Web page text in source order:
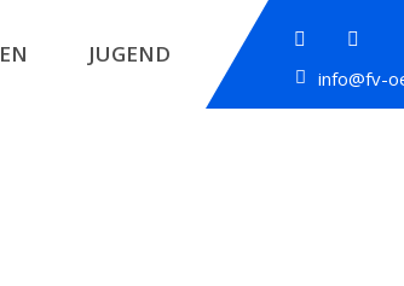
info@fv-
JUGEND